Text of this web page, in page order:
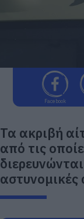
Facebook
Τα ακριβή
από τις
αστυνομικές